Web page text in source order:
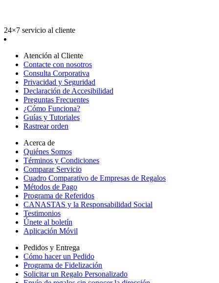
24×7 servicio al cliente
Atención al Cliente
Contacte con nosotros
Consulta Corporativa
Privacidad y Seguridad
Declaración de Accesibilidad
Preguntas Frecuentes
¿Cómo Funciona?
Guías y Tutoriales
Rastrear orden
Acerca de
Quiénes Somos
Términos y Condiciones
Comparar Servicio
Cuadro Comparativo de Empresas de Regalos
Métodos de Pago
Programa de Referidos
CANASTAS y la Responsabilidad Social
Testimonios
Únete al boletín
Aplicación Móvil
Pedidos y Entrega
Cómo hacer un Pedido
Programa de Fidelización
Solicitar un Regalo Personalizado